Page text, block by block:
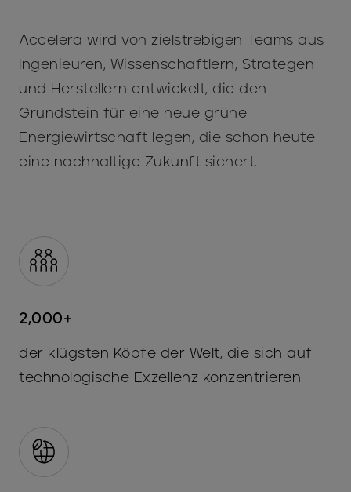
Accelera wird von zielstrebigen Teams aus
Ingenieuren, Wissenschaftlern, Strategen
und Herstellern entwickelt, die den
Grundstein für eine neue grüne
Energiewirtschaft legen, die schon heute
eine nachhaltige Zukunft sichert.
2,000+
der klügsten Köpfe der Welt, die sich auf
technologische Exzellenz konzentrieren